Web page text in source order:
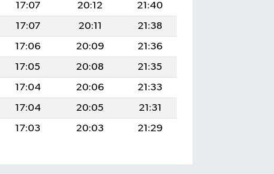
17:07 20:12
21:40
17:07 20:11
21:38
17:06 20:09
21:36
17:05 20:08
21:35
17:04 20:06
21:33
17:04 20:05
21:31
17:03 20:03 21:29